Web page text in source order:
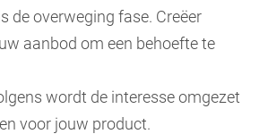
de overweging fase. Creëer
aanbod om een behoefte te
wordt de interesse omgezet
voor jouw product.